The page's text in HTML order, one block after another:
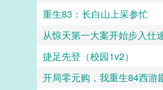
重生83：长白山上采参忙
从惊天第一大案开始步入仕
捷足先登（校园1v2）
开局零元购，我重生84西游